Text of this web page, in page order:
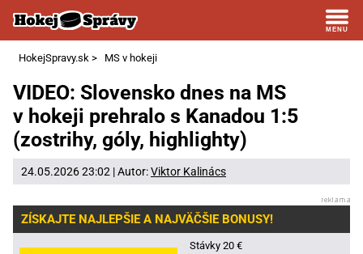
HokejSpravy.sk > MS v hokeji
VIDEO: Slovensko dnes na MS
v hokeji prehralo s Kanadou 1:5
(zostrihy, góly, highlighty)
24.05.2026 23:02 | Autor:Viktor Kalinács
ZÍSKAJTE NAJLEPŠIE A NAJVÄČŠIE BONUSY!
Stávky 20 €